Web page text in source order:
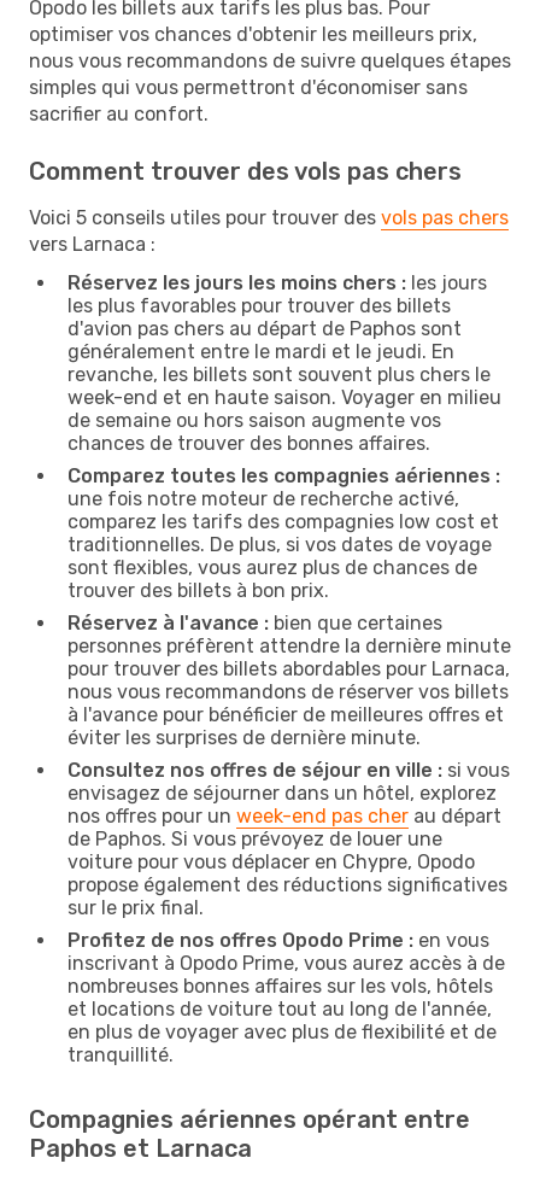
Opodo les billets aux tarifs les plus bas. Pour
optimiser vos chances d'obtenir les meilleurs prix,
nous vous recommandons de suivre quelques étapes
simples qui vous permettront d'économiser sans
sacrifier au confort.
Comment trouver des vols pas chers
Voici 5 conseils utiles pour trouver des vols pas chers
vers Larnaca :
Réservez les jours les moins chers : les jours
les plus favorables pour trouver des billets
d'avion pas chers au départ de Paphos sont
généralement entre le mardi et le jeudi. En
revanche, les billets sont souvent plus chers le
week-end et en haute saison. Voyager en milieu
de semaine ou hors saison augmente vos
chances de trouver des bonnes affaires.
Comparez toutes les compagnies aériennes :
une fois notre moteur de recherche activé,
comparez les tarifs des compagnies low cost et
traditionnelles. De plus, si vos dates de voyage
sont flexibles, vous aurez plus de chances de
trouver des billets à bon prix.
Réservez à l'avance : bien que certaines
personnes préfèrent attendre la dernière minute
pour trouver des billets abordables pour Larnaca,
nous vous recommandons de réserver vos billets
à l'avance pour bénéficier de meilleures offres et
éviter les surprises de dernière minute.
Consultez nos offres de séjour en ville : si vous
envisagez de séjourner dans un hôtel, explorez
nos offres pour un week-end pas cher au départ
de Paphos. Si vous prévoyez de louer une
voiture pour vous déplacer en Chypre, Opodo
propose également des réductions significatives
sur le prix final.
Profitez de nos offres Opodo Prime : en vous
inscrivant à Opodo Prime, vous aurez accès à de
nombreuses bonnes affaires sur les vols, hôtels
et locations de voiture tout au long de l'année,
en plus de voyager avec plus de flexibilité et de
tranquillité.
Compagnies aériennes opérant entre
Paphos et Larnaca